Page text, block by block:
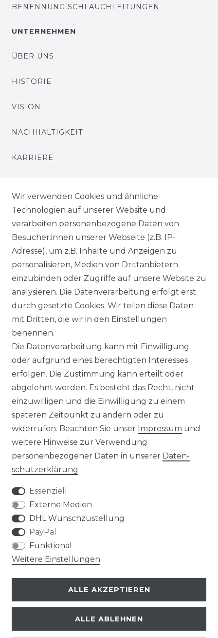
BENENNUNG SCHLAUCHLEITUNGEN
UNTERNEHMEN
ÜBER UNS
HISTORIE
VISION
NACHHALTIGKEIT
KARRIERE
BLOG
VORTEILE
☛ TOP Marken – TOP Qualität
☞ Fachhändler mit Beratung
☛ Über 30.000 Top Bewertungen
☞ Mehr als 200.000 Produkte am Lager
Impressum Daten­schutz­erklärung
Widerrufs­recht
Wir verwenden Cookies und ähnliche
Technologien auf unserer Website und
verarbeiten personenbezogene Daten von
Besucher:innen unserer Webseite (z.B. IP-
Adresse), um z.B. Inhalte und Anzeigen zu
personalisieren, Medien von Drittanbietern
einzubinden oder Zugriffe auf unsere Website zu
analysieren. Die Datenverarbeitung erfolgt erst
durch gesetzte Cookies. Wir teilen diese Daten
mit Dritten, die wir in den Einstellungen
benennen.
Die Datenverarbeitung kann mit Einwilligung
oder aufgrund eines berechtigten Interesses
erfolgen. Die Zustimmung kann erteilt oder
abgelehnt werden. Es besteht das Recht, nicht
einzuwilligen und die Einwilligung zu einem
späteren Zeitpunkt zu ändern oder zu
widerrufen. Beachten Sie unser Impressum und
weitere Hinweise zur Verwendung
personenbezogener Daten in unserer Daten­
schutz­erklärung.
Essenziell
Externe Medien
DHL Wunschzustellung
PayPal
Funktional
Weitere Einstellungen
ALLE AKZEPTIEREN
ALLE ABLEHNEN